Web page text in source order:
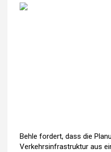
Behle fordert, dass die
Verkehrsinfrastruktur aus